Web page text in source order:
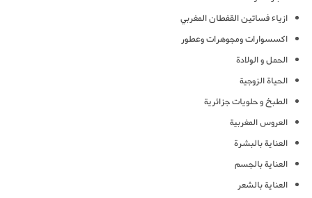
ازياء فساتين القفطان المغربي
اكسسوارات ومجوهرات وعطور
الحمل و الولادة
الحياة الزوجية
الطبخ و حلويات جزائرية
العروس المغربية
العناية بالبشرة
العناية بالجسم
العناية بالشعر